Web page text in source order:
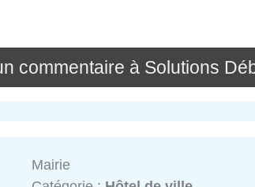
commentaire à Solutions
Mairie